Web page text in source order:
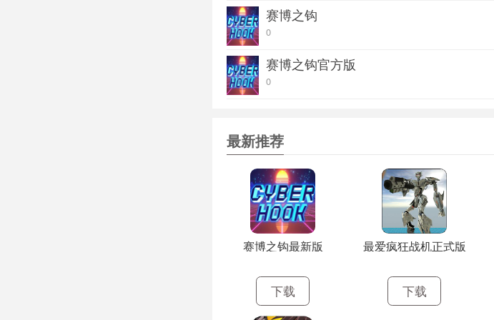
赛博之钩
0
赛博之钩官方版
0
最新推荐
赛博之钩最新版
下载
最爱疯狂战机正式版
下载